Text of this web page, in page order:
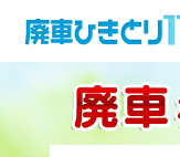
廃車･事故車の